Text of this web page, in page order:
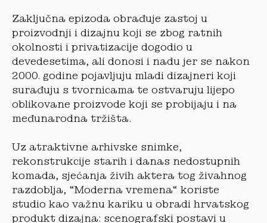
Zaključna epizoda obrađuje zastoj u
proizvodnji i dizajnu koji se zbog ratnih
okolnosti i privatizacije dogodio u
devedesetima, ali donosi i nadu jer se nakon
2000. godine pojavljuju mladi dizajneri koji
surađuju s tvornicama te ostvaruju lijepo
oblikovane proizvode koji se probijaju i na
međunarodna tržišta.
Uz atraktivne arhivske snimke,
rekonstrukcije starih i danas nedostupnih
komada, sjećanja živih aktera tog živahnog
razdoblja, “Moderna vremena“ koriste
studio kao važnu kariku u obradi hrvatskog
produkt dizajna: scenografski postavi u